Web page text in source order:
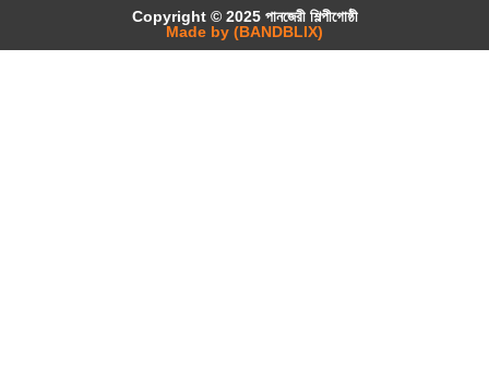
Copyright © 2025 পানজেরী শিল্পীগোষ্ঠী
Made by (BANDBLIX)